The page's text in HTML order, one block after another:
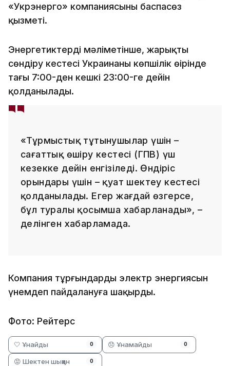
«Укрэнерго» компаниясының баспасөз
қызметі.
Энергетиктердің мәліметінше, жарықты
сөндіру кестесі Украинаның көпшілік өңірінде
таңғы 7:00-ден кешкі 23:00-ге дейін
қолданылады.
«Тұрмыстық тұтынушылар үшін –
сағаттық өшіру кестесі (ГПВ) үш
кезекке дейін енгізіледі. Өндіріс
орындары үшін – қуат шектеу кестесі
қолданылады. Егер жағдай өзгерсе,
бұл туралы қосымша хабарланады», –
делінген хабарламада.
Компания тұрғындарды электр энергиясын
үнемдеп пайдалануға шақырды.
Фото: Рейтерс
🤍 Ұнайды 0 😞 Ұнамайды 0
😡 Шектен шыққан 0